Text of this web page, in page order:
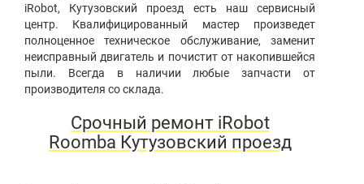
iRobot, Кутузовский проезд есть наш сервисный
центр. Квалифицированный мастер произведет
полноценное техническое обслуживание, заменит
неисправный двигатель и почистит от накопившейся
пыли. Всегда в наличии любые запчасти от
производителя со склада.
Срочный ремонт iRobot
Roomba Кутузовский проезд